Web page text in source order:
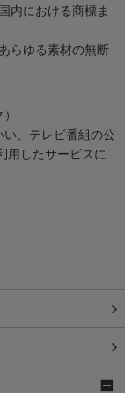
内における商標ま
らゆる素材の無断
い、テレビ番組の公
用したサービスに